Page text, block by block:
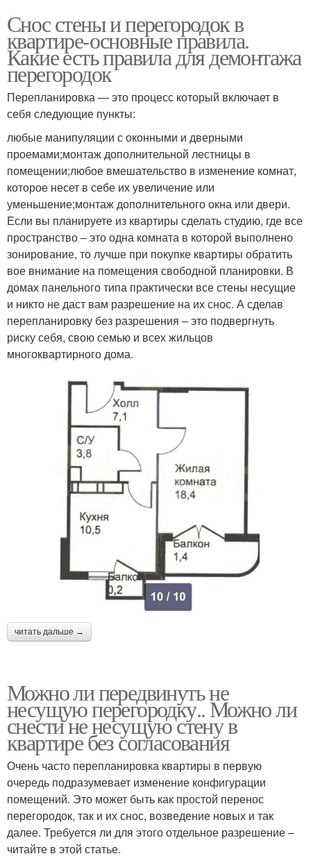
Снос стены и перегородок в
квартире-основные правила.
Какие есть правила для демонтажа
перегородок
Перепланировка — это процесс который включает в
себя следующие пункты:
любые манипуляции с оконными и дверными
проемами;монтаж дополнительной лестницы в
помещении;любое вмешательство в изменение комнат,
которое несет в себе их увеличение или
уменьшение;монтаж дополнительного окна или двери.
Если вы планируете из квартиры сделать студию, где все
пространство – это одна комната в которой выполнено
зонирование, то лучше при покупке квартиры обратить
вое внимание на помещения свободной планировки. В
домах панельного типа практически все стены несущие
и никто не даст вам разрешение на их снос. А сделав
перепланировку без разрешения – это подвергнуть
риску себя, свою семью и всех жильцов
многоквартирного дома.
читать дальше →
Можно ли передвинуть не
несущую перегородку.. Можно ли
снести не несущую стену в
квартире без согласования
Очень часто перепланировка квартиры в первую
очередь подразумевает изменение конфигурации
помещений. Это может быть как простой перенос
перегородок, так и их снос, возведение новых и так
далее. Требуется ли для этого отдельное разрешение –
читайте в этой статье.